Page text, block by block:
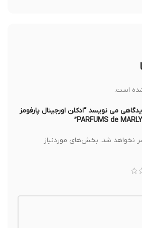
می نویسد “ادکلن اورجینال پارفومز
شد. بخش‌های موردنیاز